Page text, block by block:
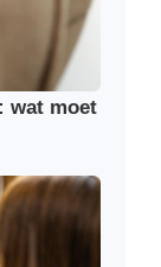
wat moet